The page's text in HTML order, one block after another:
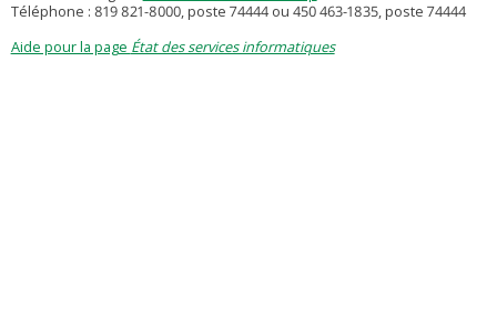
Téléphone : 819 821-8000, poste 74444 ou 450 463-1835, poste 74444
Aide pour la page État des services informatiques